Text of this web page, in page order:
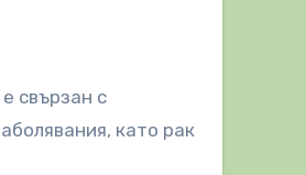
свързан с
като рак